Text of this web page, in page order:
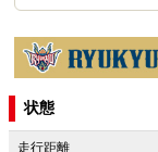
状態
走行距離